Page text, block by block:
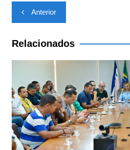
Navegação
de
Post
Anterior
Relacionados